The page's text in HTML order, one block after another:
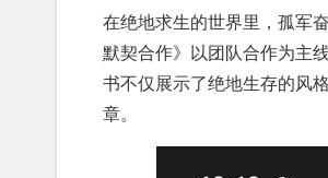
在绝地求生的世界里，孤军
默契合作》以团队合作为主
书不仅展示了绝地生存的风
章。